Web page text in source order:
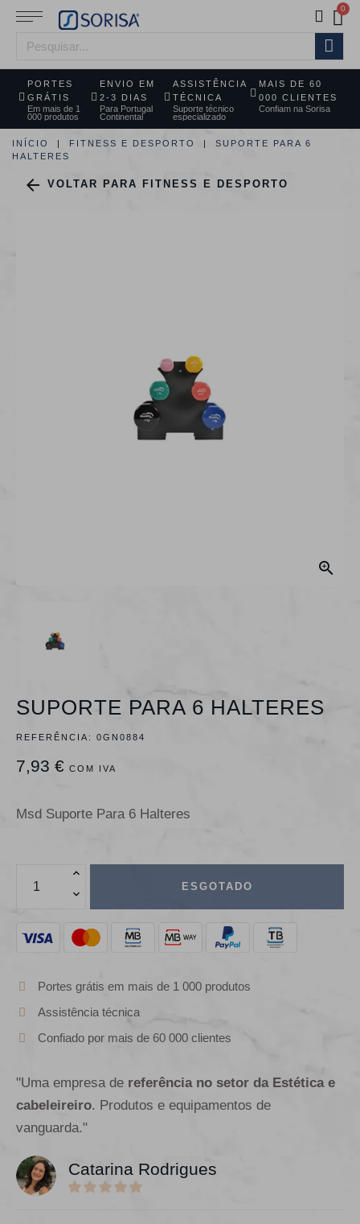
PORTES
GRÁTIS
Em mais de 1
000 produtos
ENVIO EM
2-3 DIAS
Para Portugal
Continental
ASSISTÊNCIA
TÉCNICA
Suporte técnico
especializado
MAIS DE 60
000 CLIENTES
Confiam na Sorisa
INÍCIO FITNESS E DESPORTO
SUPORTE PARA 6
HALTERES
 VOLTAR PARA FITNESS E DESPORTO

SUPORTE PARA 6 HALTERES
REFERÊNCIA: 0GN0884
7,93 € COM IVA
Msd Suporte Para 6 Halteres
ESGOTADO
Portes grátis em mais de 1 000 produtos
Assistência técnica
Confiado por mais de 60 000 clientes
"Uma empresa de referência no setor da Estética e
cabeleireiro. Produtos e equipamentos de
vanguarda."
Catarina Rodrigues